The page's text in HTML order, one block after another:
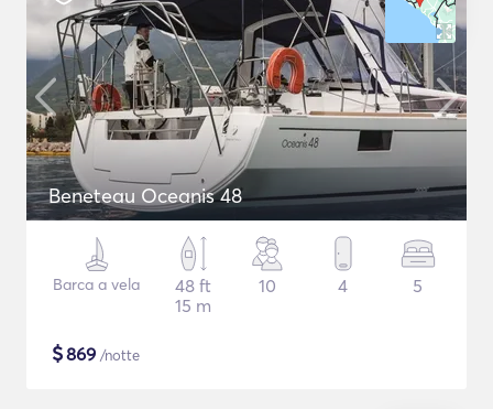
Beneteau Oceanis 48
Barca a vela
48 ft
15 m
10 4 5
$869 /notte